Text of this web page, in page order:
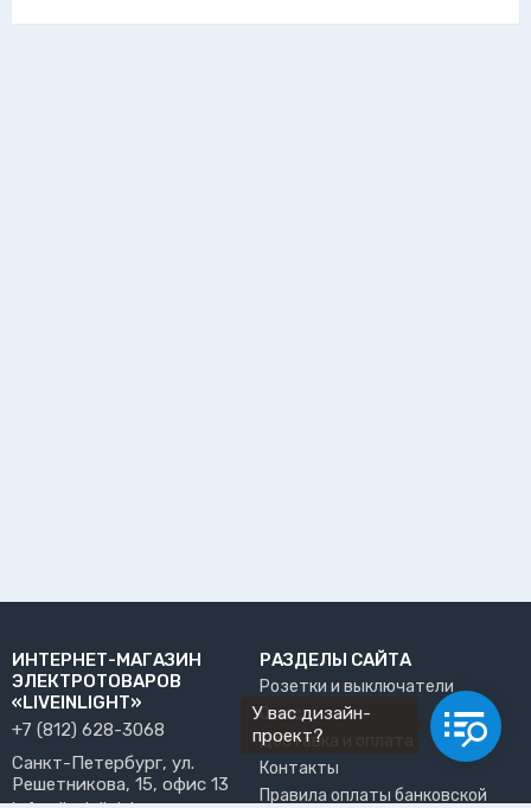
ИНТЕРНЕТ-МАГАЗИН
ЭЛЕКТРОТОВАРОВ
«LIVEINLIGHT»
+7 (812) 628-3068
Санкт-Петербург, ул.
Решетникова, 15, офис 13
РАЗДЕЛЫ САЙТА
Розетки и выключатели
О нас
Доставка и оплата
Контакты
Правила оплаты банковской
У вас дизайн-
проект?